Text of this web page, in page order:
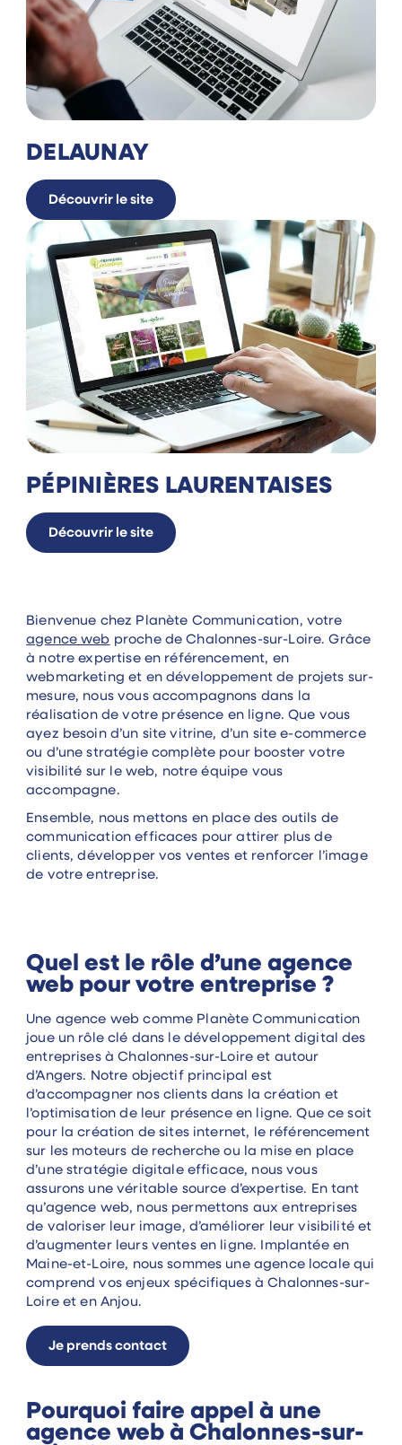
DELAUNAY
Découvrir le site
PÉPINIÈRES LAURENTAISES
Découvrir le site
Bienvenue chez Planète Communication, votre
agence web proche de Chalonnes-sur-Loire. Grâce
à notre expertise en référencement, en
webmarketing et en développement de projets sur-
mesure, nous vous accompagnons dans la
réalisation de votre présence en ligne. Que vous
ayez besoin d’un site vitrine, d’un site e-commerce
ou d’une stratégie complète pour booster votre
visibilité sur le web, notre équipe vous
accompagne.
Ensemble, nous mettons en place des outils de
communication efficaces pour attirer plus de
clients, développer vos ventes et renforcer l’image
de votre entreprise.
Quel est le rôle d’une agence
web pour votre entreprise ?
Une agence web comme Planète Communication
joue un rôle clé dans le développement digital des
entreprises à Chalonnes-sur-Loire et autour
d’Angers. Notre objectif principal est
d’accompagner nos clients dans la création et
l’optimisation de leur présence en ligne. Que ce soit
pour la création de sites internet, le référencement
sur les moteurs de recherche ou la mise en place
d’une stratégie digitale efficace, nous vous
assurons une véritable source d’expertise. En tant
qu’agence web, nous permettons aux entreprises
de valoriser leur image, d’améliorer leur visibilité et
d’augmenter leurs ventes en ligne. Implantée en
Maine-et-Loire, nous sommes une agence locale qui
comprend vos enjeux spécifiques à Chalonnes-sur-
Loire et en Anjou.
Je prends contact
Pourquoi faire appel à une
agence web à Chalonnes-sur-